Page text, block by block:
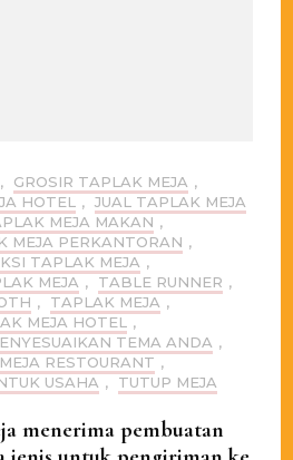
, GROSIR TAPLAK MEJA ,
HOTEL , JUAL TAPLAK MEJA
MEJA MAKAN ,
MEJA PERKANTORAN ,
TAPLAK MEJA ,
MEJA , TABLE RUNNER ,
, TAPLAK MEJA ,
MEJA HOTEL ,
TEMA ANDA ,
RESTOURANT ,
USAHA , TUTUP MEJA
menerima pembuatan